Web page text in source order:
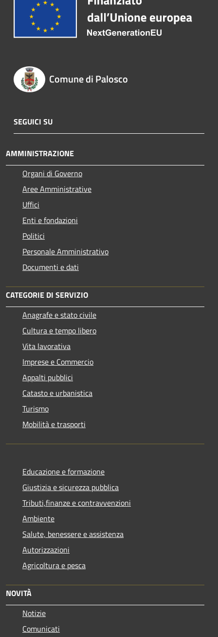
Comune di Palosco
SEGUICI SU
AMMINISTRAZIONE
Organi di Governo
Aree Amministrative
Uffici
Enti e fondazioni
Politici
Personale Amministrativo
Documenti e dati
CATEGORIE DI SERVIZIO
Anagrafe e stato civile
Cultura e tempo libero
Vita lavorativa
Imprese e Commercio
Appalti pubblici
Catasto e urbanistica
Turismo
Mobilità e trasporti
Educazione e formazione
Giustizia e sicurezza pubblica
Tributi,finanze e contravvenzioni
Ambiente
Salute, benessere e assistenza
Autorizzazioni
Agricoltura e pesca
NOVITÀ
Notizie
Comunicati